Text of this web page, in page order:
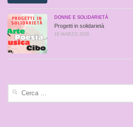
DONNE E SOLIDARIETÀ
Progetti in solidarietà
16 MARZO 2026